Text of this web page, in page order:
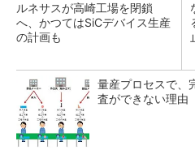
ルネサスが高崎工場を閉鎖
へ、かつてはSiCデバイス生産
の計画も
量産プロセスで、
査ができない理由